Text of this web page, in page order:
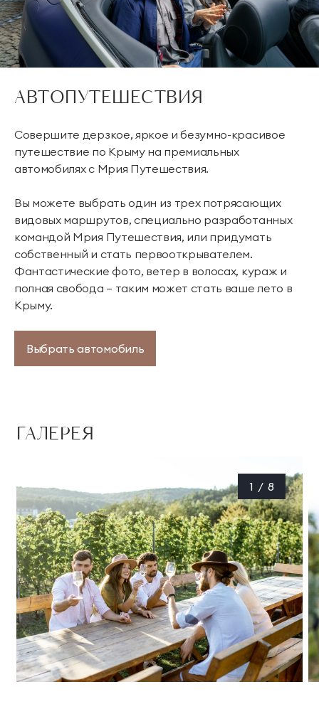
АВТОПУТЕШЕСТВИЯ
Совершите дерзкое, яркое и безумно-красивое
путешествие по Крыму на премиальных
автомобилях c Мрия Путешествия.
Вы можете выбрать один из трех потрясающих
видовых маршрутов, специально разработанных
командой Мрия Путешествия, или придумать
собственный и стать первооткрывателем.
Фантастические фото, ветер в волосах, кураж и
полная свобода – таким может стать ваше лето в
Крыму.
Выбрать автомобиль
ГАЛЕРЕЯ
1 /8